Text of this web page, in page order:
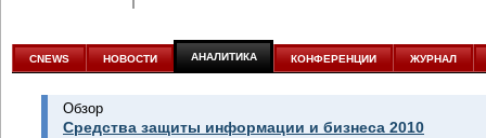
аналитике
CNEWS НОВОСТИ АНАЛИТИКА КОНФЕРЕНЦИИ ЖУРНАЛ
Обзор
Средства защиты информации и бизнеса 2010